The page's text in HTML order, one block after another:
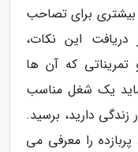
برای تصاحب
این نکات،
تمریناتی که آن ها
یک شغل مناسب
دارید، برسید.
را معرفی می